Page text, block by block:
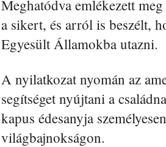
Meghatódva emlékezett
a sikert, és arról is beszélt,
Egyesült Államokba utazni.
A nyilatkozat nyomán az
segítséget nyújtani a
kapus édesanyja
világbajnokságon.